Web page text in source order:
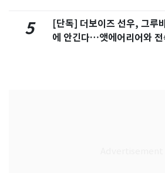
5
[단독] 더보이즈 선우, 그루
에 안긴다…앳에어리어와 전